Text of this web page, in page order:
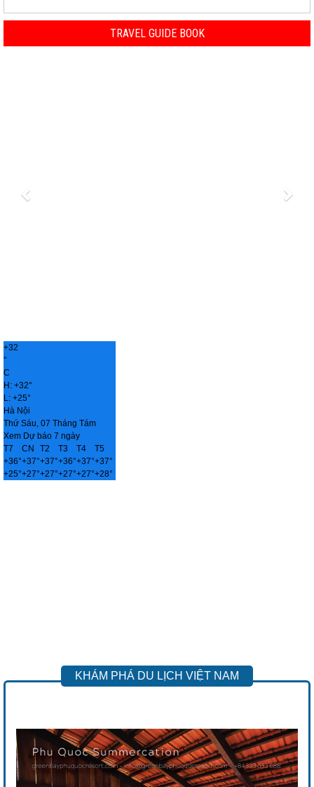
TRAVEL GUIDE BOOK
+32
°
C
H: +32°
L: +25°
Hà Nội
Thứ Sáu, 07 Tháng Tám
Xem Dự báo 7 ngày
T7
CN T2 T3 T4
T5
+36°+37°+37°+36°+37°+37°
+25°+27°+27°+27°+27°+28°
KHÁM PHÁ DU LỊCH VIỆT NAM